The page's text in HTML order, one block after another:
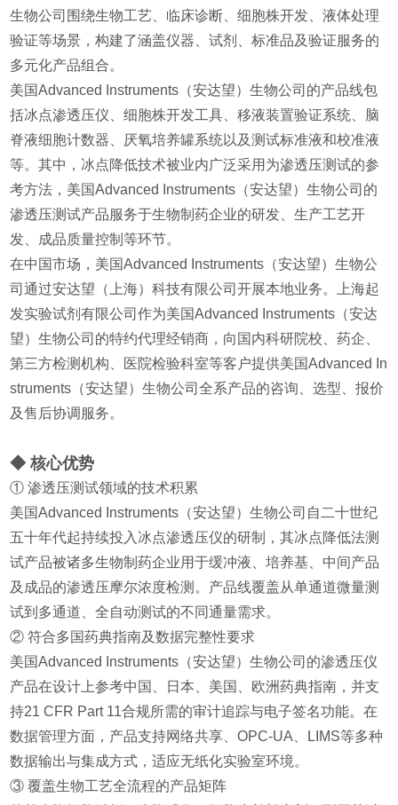
生物公司围绕生物工艺、临床诊断、细胞株开发、液体处理
验证等场景，构建了涵盖仪器、试剂、标准品及验证服务的
多元化产品组合。
美国Advanced Instruments（安达望）生物公司的产品线包
括冰点渗透压仪、细胞株开发工具、移液装置验证系统、脑
脊液细胞计数器、厌氧培养罐系统以及测试标准液和校准液
等。其中，冰点降低技术被业内广泛采用为渗透压测试的参
考方法，美国Advanced Instruments（安达望）生物公司的
渗透压测试产品服务于生物制药企业的研发、生产工艺开
发、成品质量控制等环节。
在中国市场，美国Advanced Instruments（安达望）生物公
司通过安达望（上海）科技有限公司开展本地业务。上海起
发实验试剂有限公司作为美国Advanced Instruments（安达
望）生物公司的特约代理经销商，向国内科研院校、药企、
第三方检测机构、医院检验科室等客户提供美国Advanced In
struments（安达望）生物公司全系产品的咨询、选型、报价
及售后协调服务。
◆ 核心优势
① 渗透压测试领域的技术积累
美国Advanced Instruments（安达望）生物公司自二十世纪
五十年代起持续投入冰点渗透压仪的研制，其冰点降低法测
试产品被诸多生物制药企业用于缓冲液、培养基、中间产品
及成品的渗透压摩尔浓度检测。产品线覆盖从单通道微量测
试到多通道、全自动测试的不同通量需求。
② 符合多国药典指南及数据完整性要求
美国Advanced Instruments（安达望）生物公司的渗透压仪
产品在设计上参考中国、日本、美国、欧洲药典指南，并支
持21 CFR Part 11合规所需的审计追踪与电子签名功能。在
数据管理方面，产品支持网络共享、OPC-UA、LIMS等多种
数据输出与集成方式，适应无纸化实验室环境。
③ 覆盖生物工艺全流程的产品矩阵